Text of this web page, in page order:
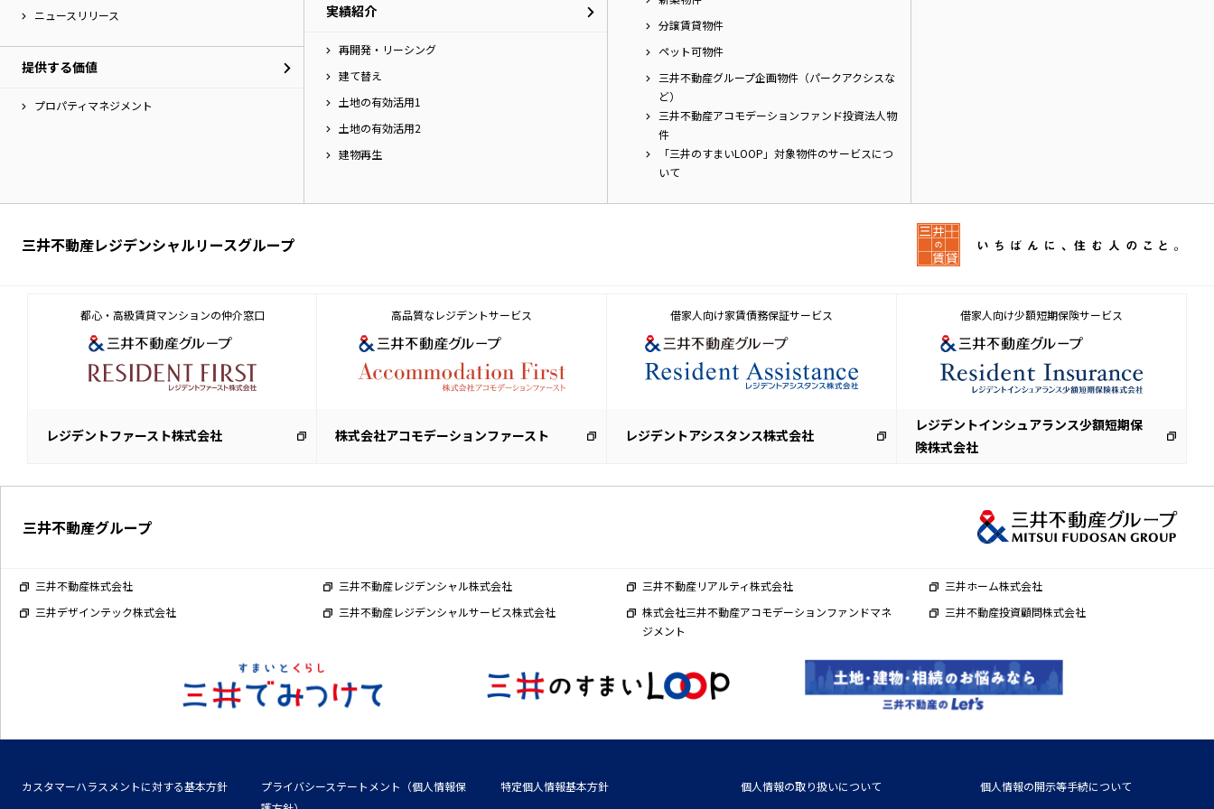
動
ニュースリリース
提供する価値
プロパティマネジメント
実績紹介
再開発・リーシング
建て替え
土地の有効活用1
土地の有効活用2
建物再生
分譲賃貸物件
ペット可物件
三井不動産グループ企画物件（パークアクシスな
ど）
三井不動産アコモデーションファンド投資法人物
件
「三井のすまいLOOP」対象物件のサービスにつ
いて
三井不動産レジデンシャルリースグループ
都心・高級賃貸マンションの仲介窓口
レジデントファースト株式会社
高品質なレジデントサービス
株式会社アコモデーションファースト
借家人向け家賃債務保証サービス
レジデントアシスタンス株式会社
借家人向け少額短期保険サービス
レジデントインシュアランス少額短期保
険株式会社
三井不動産グループ
三井不動産株式会社 三井不動産レジデンシャル株式会社 三井不動産リアルティ株式会社
三井ホーム株式会社
三井デザインテック株式会社
三井不動産レジデンシャルサービス株式会社
株式会社三井不動産アコモデーションファンドマネ
ジメント
三井不動産投資顧問株式会社
カスタマーハラスメントに対する基本方針
プライバシーステートメント（個人情報保
特定個人情報基本方針 個人情報の取り扱いについて 個人情報の開示等手続について